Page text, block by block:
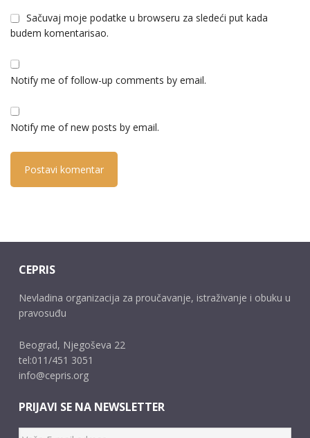
Sačuvaj moje podatke u browseru za sledeći put kada
budem komentarisao.
Notify me of follow-up comments by email.
Notify me of new posts by email.
CEPRIS
Nevladina organizacija za proučavanje, istraživanje i obuku u
pravosuđu
Beograd, Njegoševa 22
tel:011/451 3051
info@cepris.org
PRIJAVI SE NA NEWSLETTER